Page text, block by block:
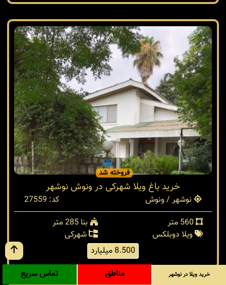
فروخته شد
خرید باغ ویلا شهرکی در ونوش نوشهر
نوشهر / ونوش
کد: 27559
بنا 285 متر
ویلا دوبلکس
شهرکی
8.500 میلیارد
خرید ویلا در نوشهر مناطق تماس سریع